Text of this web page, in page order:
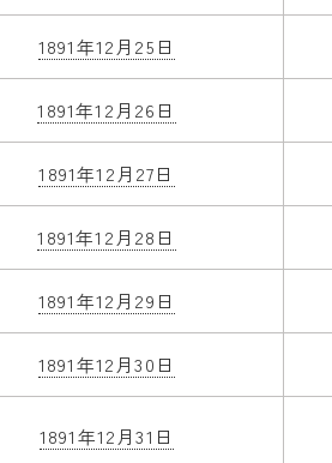
1891年12月25日
1891年12月26日
1891年12月27日
1891年12月28日
1891年12月29日
1891年12月30日
1891年12月31日